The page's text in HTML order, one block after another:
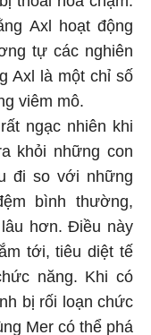
Axl hoạt động
tự các nghiên
Axl là một chỉ số
viêm mô.
ngạc nhiên khi
khỏi những con
đi so với những
bình thường,
hơn. Điều này
tới, tiêu diệt tế
năng. Khi có
bị rối loạn chức
Mer có thể phá